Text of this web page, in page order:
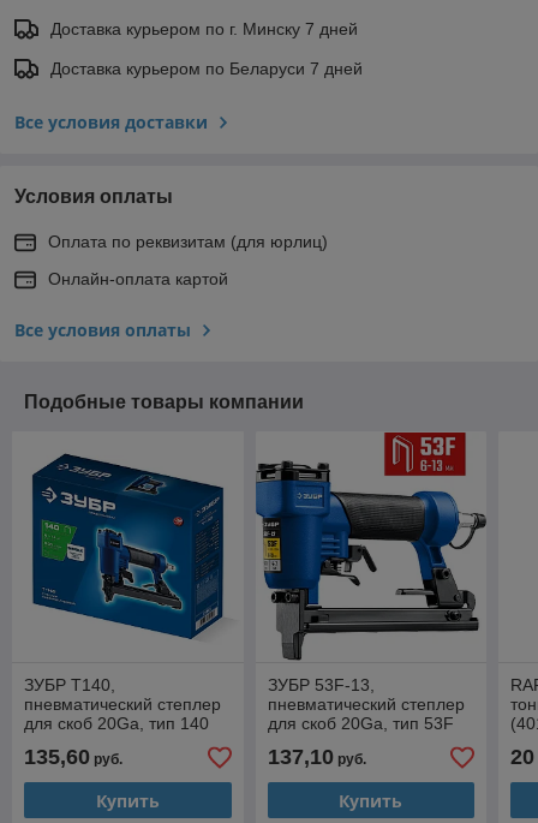
Доставка курьером по г. Минску 7 дней
Доставка курьером по Беларуси 7 дней
Все условия доставки
Условия оплаты
Оплата по реквизитам (для юрлиц)
Онлайн-оплата картой
Все условия оплаты
Подобные товары компании
ЗУБР Т140,
пневматический степлер
для скоб 20Ga, тип 140
(6-14 мм), Профессионал
(31945)
135,60 руб.
Купить
ЗУБР 53F-13,
пневматический степлер
для скоб 20Ga, тип 53F
(6-13 мм), Профессионал
(31934)
137,10руб.
Купить
20